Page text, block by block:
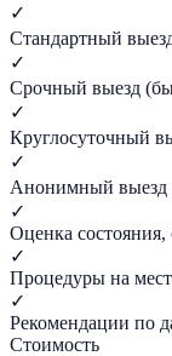
✓
Стандартный
✓
Срочный выезд
✓
Круглосуточный
✓
Анонимный выезд
✓
Оценка
✓
Процедуры на
✓
Рекомендации по
Стоимость